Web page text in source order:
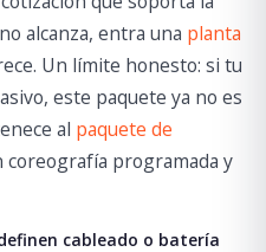
alcanza, entra una planta
Un límite honesto: si tu
este paquete ya no es
al paquete de
coreografía programada y
cableado o batería